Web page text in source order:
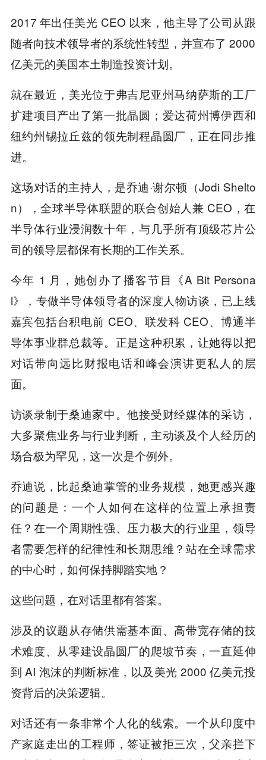
2017 年出任美光 CEO 以来，他主导了公司从跟
随者向技术领导者的系统性转型，并宣布了 2000
亿美元的美国本土制造投资计划。
就在最近，美光位于弗吉尼亚州马纳萨斯的工厂
扩建项目产出了第一批晶圆；爱达荷州博伊西和
纽约州锡拉丘兹的领先制程晶圆厂，正在同步推
进。
这场对话的主持人，是乔迪·谢尔顿（Jodi Shelto
n），全球半导体联盟的联合创始人兼 CEO，在
半导体行业浸润数十年，与几乎所有顶级芯片公
司的领导层都保有长期的工作关系。
今年 1 月，她创办了播客节目《A Bit Persona
l》，专做半导体领导者的深度人物访谈，已上线
嘉宾包括台积电前 CEO、联发科 CEO、博通半
导体事业群总裁等。正是这种积累，让她得以把
对话带向远比财报电话和峰会演讲更私人的层
面。
访谈录制于桑迪家中。他接受财经媒体的采访，
大多聚焦业务与行业判断，主动谈及个人经历的
场合极为罕见，这一次是个例外。
乔迪说，比起桑迪掌管的业务规模，她更感兴趣
的问题是：一个人如何在这样的位置上承担责
任？在一个周期性强、压力极大的行业里，领导
者需要怎样的纪律性和长期思维？站在全球需求
的中心时，如何保持脚踏实地？
这些问题，在对话里都有答案。
涉及的议题从存储供需基本面、高带宽存储的技
术难度、从零建设晶圆厂的爬坡节奏，一直延伸
到 AI 泡沫的判断标准，以及美光 2000 亿美元投
资背后的决策逻辑。
对话还有一条非常个人化的线索。一个从印度中
产家庭走出的工程师，签证被拒三次，父亲拦下